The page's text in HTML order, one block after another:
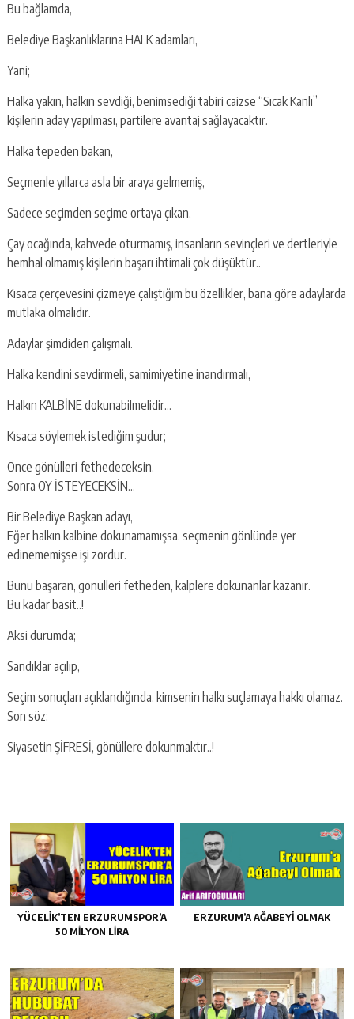
Bu bağlamda,
Belediye Başkanlıklarına HALK adamları,
Yani;
Halka yakın, halkın sevdiği, benimsediği tabiri caizse “Sıcak Kanlı”
kişilerin aday yapılması, partilere avantaj sağlayacaktır.
Halka tepeden bakan,
Seçmenle yıllarca asla bir araya gelmemiş,
Sadece seçimden seçime ortaya çıkan,
Çay ocağında, kahvede oturmamış, insanların sevinçleri ve dertleriyle
hemhal olmamış kişilerin başarı ihtimali çok düşüktür..
Kısaca çerçevesini çizmeye çalıştığım bu özellikler, bana göre adaylarda
mutlaka olmalıdır.
Adaylar şimdiden çalışmalı.
Halka kendini sevdirmeli, samimiyetine inandırmalı,
Halkın KALBİNE dokunabilmelidir…
Kısaca söylemek istediğim şudur;
Önce gönülleri fethedeceksin,
Sonra OY İSTEYECEKSİN…
Bir Belediye Başkan adayı,
Eğer halkın kalbine dokunamamışsa, seçmenin gönlünde yer
edinememişse işi zordur.
Bunu başaran, gönülleri fetheden, kalplere dokunanlar kazanır.
Bu kadar basit..!
Aksi durumda;
Sandıklar açılıp,
Seçim sonuçları açıklandığında, kimsenin halkı suçlamaya hakkı olamaz.
Son söz;
Siyasetin ŞİFRESİ, gönüllere dokunmaktır..!
YÜCELİK’TEN ERZURUMSPOR’A
50 MİLYON LİRA
ERZURUM’A AĞABEYI OLMAK